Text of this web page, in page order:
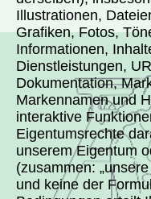
Illustrationen,
Grafiken, Fotos,
Informationen,
Dienstleistungen,
Dokumentation,
Markennamen und
interaktive
Eigentumsrechte
unserem Eigentum
(zusammen:
und keine der